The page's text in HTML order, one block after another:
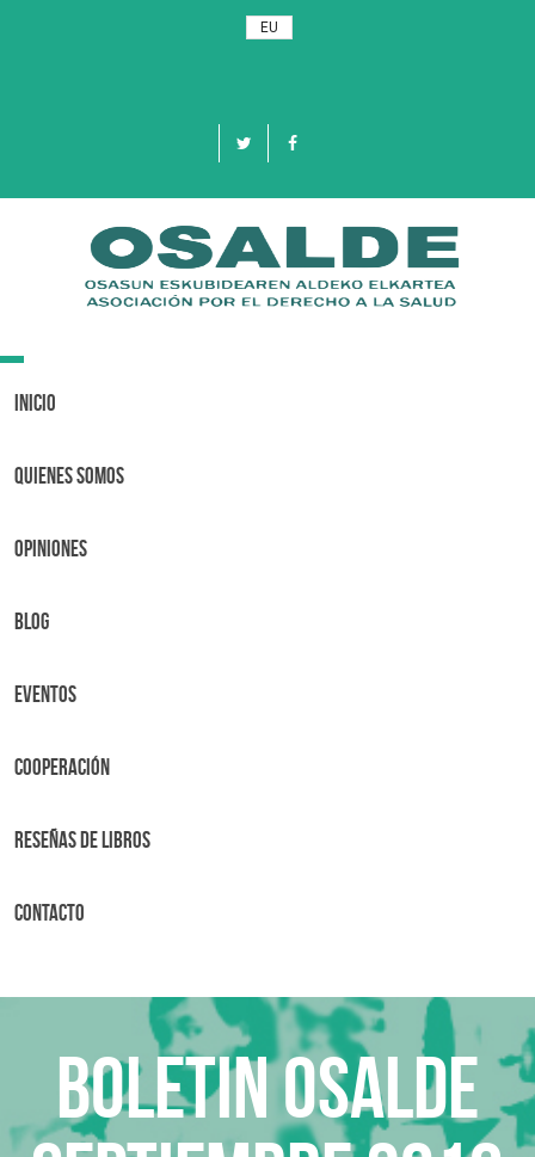
EU
Toggle
Inicio
Quienes Somos
OPINIONES
BLOG
Eventos
Cooperación
Reseñas de libros
Contacto
Boletin Osalde